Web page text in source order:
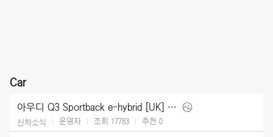
Car
아우디 Q3 Sportback e-hybrid [UK] (2026)
신차소식 운영자 조회 17783 추천 0